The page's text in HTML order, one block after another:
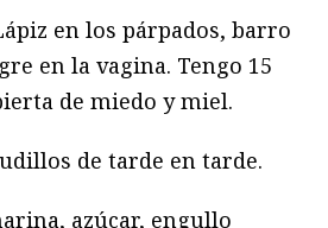
en los párpados, barro
en la vagina. Tengo 15
de miedo y miel.
de tarde en tarde.
azúcar, engullo